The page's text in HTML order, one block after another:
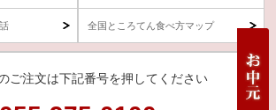
全国ところてん食べ方マップ
ご注文は下記番号を押してください